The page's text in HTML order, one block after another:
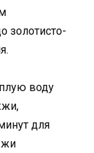
золотисто-
воду
для